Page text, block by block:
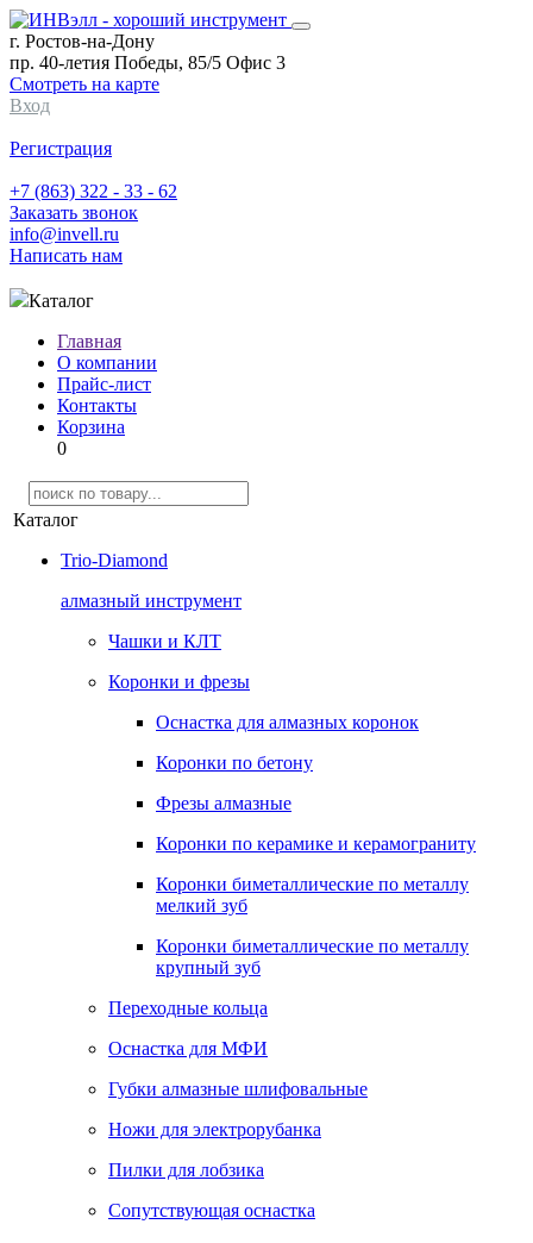
г. Ростов-на-Дону
пр. 40-летия Победы, 85/5 Офис 3
Смотреть на карте
Вход
Регистрация
+7 (863) 322 - 33 - 62
Заказать звонок
info@invell.ru
Написать нам
Каталог
Главная
О компании
Прайс-лист
Контакты
Корзина
0
Каталог
Trio-Diamond
алмазный инструмент
Чашки и КЛТ
Коронки и фрезы
Оснастка для алмазных коронок
Коронки по бетону
Фрезы алмазные
Коронки по керамике и керамограниту
Коронки биметаллические по металлу
мелкий зуб
Коронки биметаллические по металлу
крупный зуб
Переходные кольца
Оснастка для МФИ
Губки алмазные шлифовальные
Ножи для электрорубанка
Пилки для лобзика
Сопутствующая оснастка